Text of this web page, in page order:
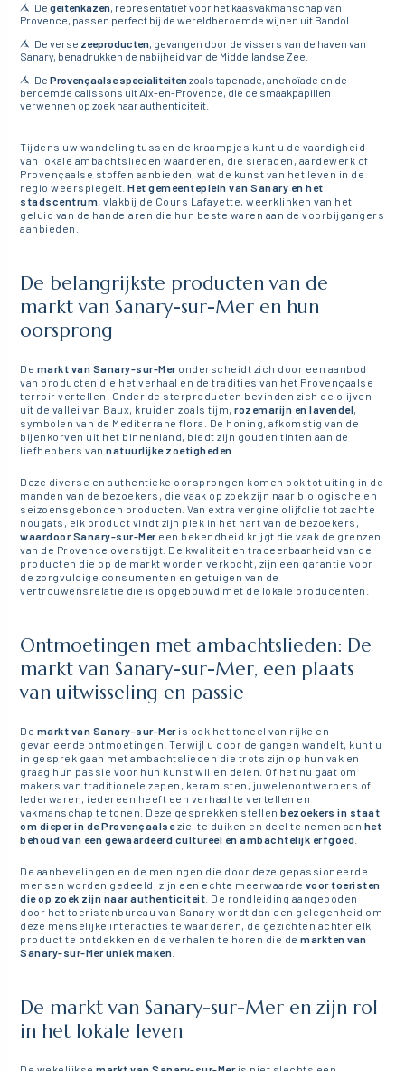
De geitenkazen, representatief voor het kaasvakmanschap van
Provence, passen perfect bij de wereldberoemde wijnen uit Bandol.
De verse zeeproducten, gevangen door de vissers van de haven van
Sanary, benadrukken de nabijheid van de Middellandse Zee.
De Provençaalse specialiteitenzoals tapenade, anchoïade en de
beroemde calissons uit Aix-en-Provence, die de smaakpapillen
verwennen op zoek naar authenticiteit.
Tijdens uw wandeling tussen de kraampjes kunt u de vaardigheid
van lokale ambachtslieden waarderen, die sieraden, aardewerk of
Provençaalse stoffen aanbieden, wat de kunst van het leven in de
regio weerspiegelt. Het gemeenteplein van Sanary en het
stadscentrum, vlakbij de Cours Lafayette, weerklinken van het
geluid van de handelaren die hun beste waren aan de voorbijgangers
aanbieden.
De belangrijkste producten van de
markt van Sanary-sur-Mer en hun
oorsprong
De markt van Sanary-sur-Meronderscheidt zich door een aanbod
van producten die het verhaal en de tradities van het Provençaalse
terroir vertellen. Onder de sterproducten bevinden zich de olijven
uit de vallei van Baux, kruiden zoals tijm,rozemarijn en lavendel,
symbolen van de Mediterrane flora. De honing, afkomstig van de
bijenkorven uit het binnenland, biedt zijn gouden tinten aan de
liefhebbers vannatuurlijke zoetigheden
Deze diverse en authentieke oorsprongen komen ook tot uiting in de
manden van de bezoekers, die vaak op zoek zijn naar biologische en
seizoensgebonden producten. Van extra vergine olijfolie tot zachte
nougats, elk product vindt zijn plek in het hart van de bezoekers,
waardoor Sanary-sur-Mereen bekendheid krijgt die vaak de grenzen
van de Provence overstijgt. De kwaliteit en traceerbaarheid van de
producten die op de markt worden verkocht, zijn een garantie voor
de zorgvuldige consumenten en getuigen van de
vertrouwensrelatie die is opgebouwd met de lokale producenten.
Ontmoetingen met ambachtslieden: De
markt van Sanary-sur-Mer, een plaats
van uitwisseling en passie
De markt van Sanary-sur-Meris ook het toneel van rijke en
gevarieerde ontmoetingen. Terwijl u door de gangen wandelt, kunt u
in gesprek gaan met ambachtslieden die trots zijn op hun vak en
graag hun passie voor hun kunst willen delen. Of het nu gaat om
makers van traditionele zepen, keramisten, juwelenontwerpers of
lederwaren, iedereen heeft een verhaal te vertellen en
vakmanschap te tonen. Deze gesprekken stellen bezoekers in staat
om dieper in de Provençaalseziel te duiken en deel te nemen aan het
behoud van een gewaardeerd cultureel en ambachtelijk erfgoed
De aanbevelingen en de meningen die door deze gepassioneerde
mensen worden gedeeld, zijn een echte meerwaarde voor toeristen
die op zoek zijn naar authenticiteit . De rondleiding aangeboden
door het toeristenbureau van Sanary wordt dan een gelegenheid om
deze menselijke interacties te waarderen, de gezichten achter elk
product te ontdekken en de verhalen te horen die demarkten van
Sanary-sur-Mer uniek maken
De markt van Sanary-sur-Mer en zijn rol
in het lokale leven